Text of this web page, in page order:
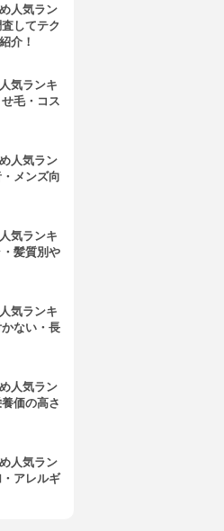
人気ラン
してテク
介！
気ランキ
毛・コス
人気ラン
メンズ向
気ランキ
髪質別や
気ランキ
ない・長
人気ラン
価の高さ
人気ラン
アレルギ